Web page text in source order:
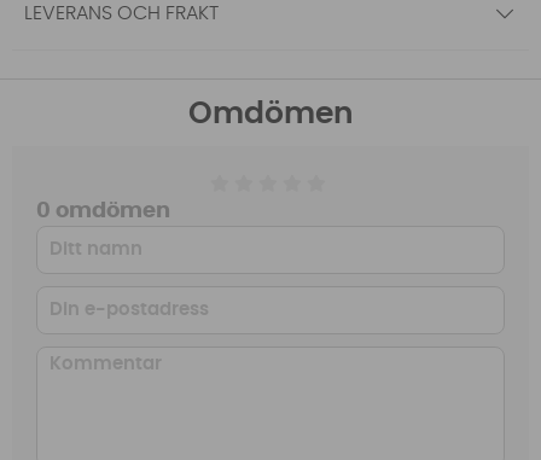
LEVERANS OCH FRAKT
Omdömen
0 omdömen